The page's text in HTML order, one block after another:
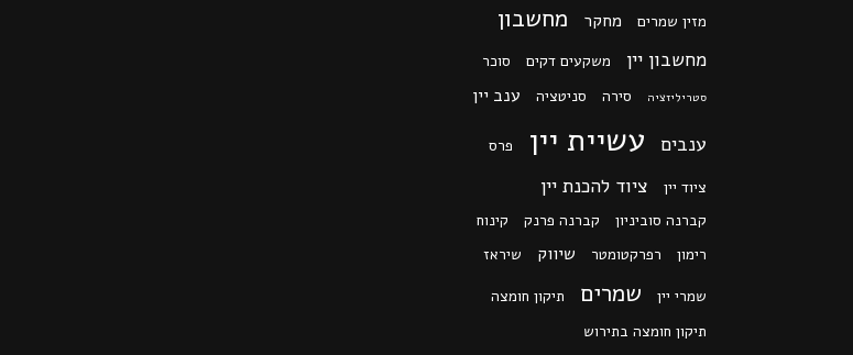
מזין שמרים מחקר מחשבון
מחשבון יין משקעים דקים סוכר
סטריליזציה סירה סניטציה ענב יין
ענבים עשיית יין
פרס
ציוד יין
ציוד להכנת יין
קברנה סוביניון קברנה פרנק
קינוח
רימון
רפרקטומטר שיווק
שיראז
שמרי יין
שמרים
תיקון חומצה
תיקון חומצה בתירוש